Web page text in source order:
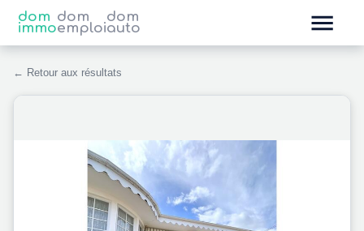
dom
immo
dom
emploi
dom
auto
← Retour aux résultats